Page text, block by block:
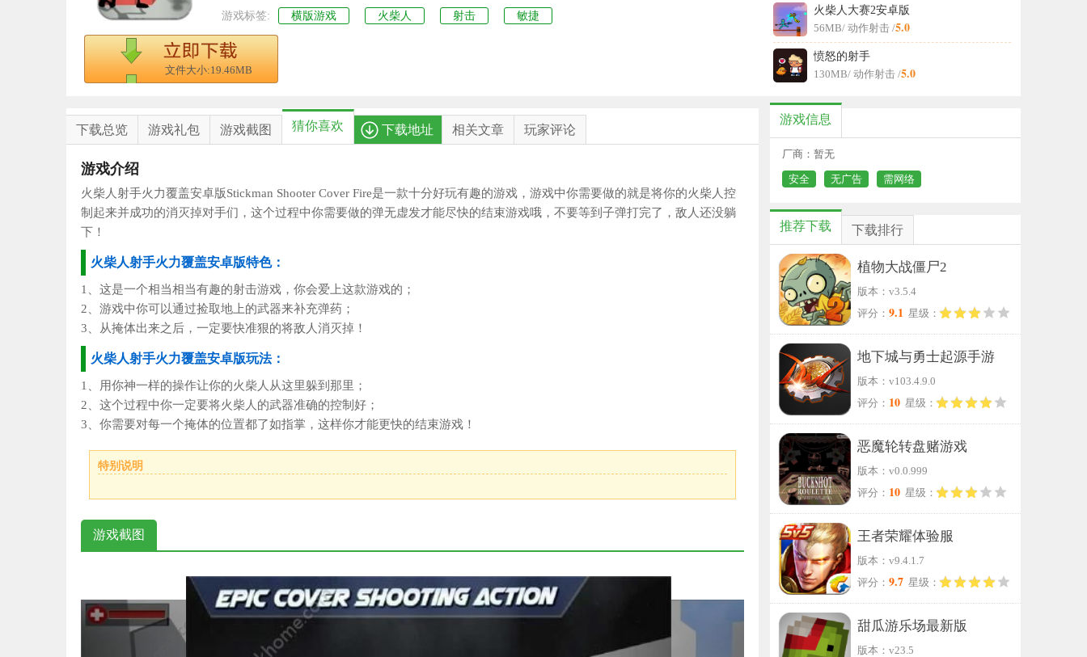
游戏标签: 横版游戏 火柴人 射击 敏捷
文件大小:19.46MB
火柴人大赛2安卓版
56MB/ 动作射击 /5.0
愤怒的射手
130MB/ 动作射击 /5.0
下载总览 游戏礼包 游戏截图 猜你喜欢 下载地址 相关文章 玩家评论
游戏介绍
火柴人射手火力覆盖安卓版Stickman Shooter Cover Fire是一款十分好玩有趣的游戏，游戏中你需要做的就是将你的火柴人控
制起来并成功的消灭掉对手们，这个过程中你需要做的弹无虚发才能尽快的结束游戏哦，不要等到子弹打完了，敌人还没躺
下！
火柴人射手火力覆盖安卓版特色：
1、这是一个相当相当有趣的射击游戏，你会爱上这款游戏的；
2、游戏中你可以通过捡取地上的武器来补充弹药；
3、从掩体出来之后，一定要快准狠的将敌人消灭掉！
火柴人射手火力覆盖安卓版玩法：
1、用你神一样的操作让你的火柴人从这里躲到那里；
2、这个过程中你一定要将火柴人的武器准确的控制好；
3、你需要对每一个掩体的位置都了如指掌，这样你才能更快的结束游戏！
特别说明
游戏截图
游戏信息
厂商：暂无
安全 无广告 需网络
推荐下载 下载排行
植物大战僵尸2
版本：v3.5.4
评分： 9.1 星级：
地下城与勇士起源手游
版本：v103.4.9.0
评分： 10 星级：
恶魔轮转盘赌游戏
版本：v0.0.999
评分： 10 星级：
王者荣耀体验服
版本：v9.4.1.7
评分： 9.7 星级：
甜瓜游乐场最新版
版本：v23.5